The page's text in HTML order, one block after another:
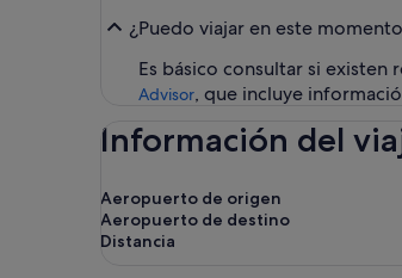
¿Puedo viajar en este
Es básico consultar si existen
Advisor, que incluye
Información del
Aeropuerto de origen
Aeropuerto de destino
Distancia